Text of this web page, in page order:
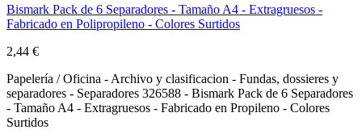
Bismark Pack de 6 Separadores - Tamaño A4 - Extragruesos -
Fabricado en Polipropileno - Colores Surtidos
2,44 €
Papelería / Oficina - Archivo y clasificacion - Fundas, dossieres y
separadores - Separadores 326588 - Bismark Pack de 6 Separadores
- Tamaño A4 - Extragruesos - Fabricado en Propileno - Colores
Surtidos